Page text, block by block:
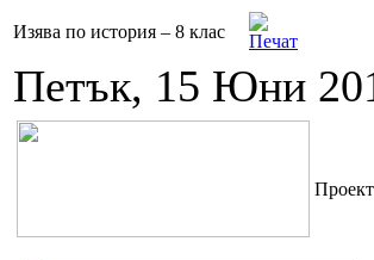
Изява по история – 8 клас
Петък, 15 Юни